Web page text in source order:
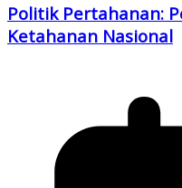
Politik Pertahanan:
Ketahanan Nasional